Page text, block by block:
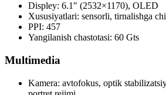
Displey: 6.1" (2532×1170), OLED
Xususiyatlari: sensorli, tirnalishga
PPI: 457
Yangilanish chastotasi: 60 Gts
Multimedia
Kamera: avtofokus, optik